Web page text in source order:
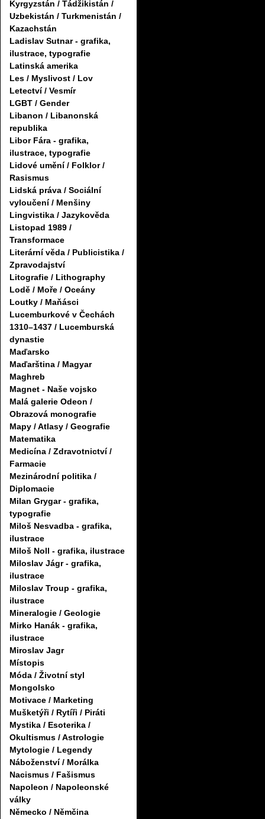
Kyrgyzstán / Tádžikistán /
Uzbekistán / Turkmenistán /
Kazachstán
Ladislav Sutnar - grafika,
ilustrace, typografie
Latinská amerika
Les / Myslivost / Lov
Letectví / Vesmír
LGBT / Gender
Libanon / Libanonská
republika
Libor Fára - grafika,
ilustrace, typografie
Lidové umění / Folklor /
Rasismus
Lidská práva / Sociální
vyloučení / Menšiny
Lingvistika / Jazykověda
Listopad 1989 /
Transformace
Literární věda / Publicistika /
Zpravodajství
Litografie / Lithography
Lodě / Moře / Oceány
Loutky / Maňásci
Lucemburkové v Čechách
1310–1437 / Lucemburská
dynastie
Maďarsko
Maďarština / Magyar
Maghreb
Magnet - Naše vojsko
Malá galerie Odeon /
Obrazová monografie
Mapy / Atlasy / Geografie
Matematika
Medicína / Zdravotnictví /
Farmacie
Mezinárodní politika /
Diplomacie
Milan Grygar - grafika,
typografie
Miloš Nesvadba - grafika,
ilustrace
Miloš Noll - grafika, ilustrace
Miloslav Jágr - grafika,
ilustrace
Miloslav Troup - grafika,
ilustrace
Mineralogie / Geologie
Mirko Hanák - grafika,
ilustrace
Miroslav Jagr
Místopis
Móda / Životní styl
Mongolsko
Motivace / Marketing
Mušketýři / Rytíři / Piráti
Mystika / Esoterika /
Okultismus / Astrologie
Mytologie / Legendy
Náboženství / Morálka
Nacismus / Fašismus
Napoleon / Napoleonské
války
Německo / Němčina